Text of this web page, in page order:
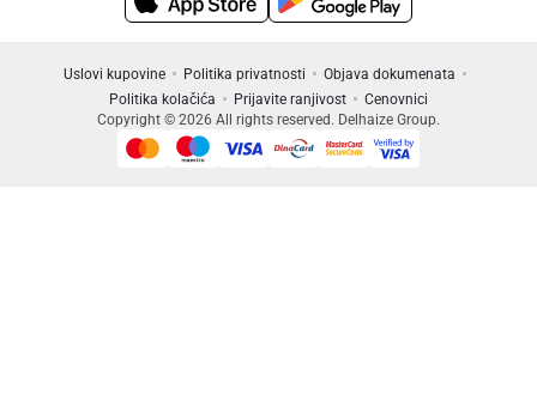
Uslovi kupovine Politika privatnosti
Objava dokumenata
Politika kolačića
Prijavite ranjivost
Cenovnici
Copyright © 2026 All rights reserved. Delhaize Group.